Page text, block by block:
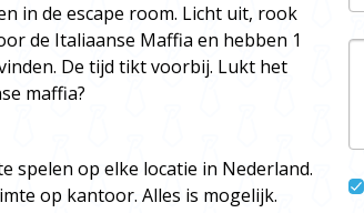
in de escape room. Licht uit, rook
de Italiaanse Maffia en hebben 1
De tijd tikt voorbij. Lukt het
maffia?
spelen op elke locatie in Nederland.
op kantoor. Alles is mogelijk.